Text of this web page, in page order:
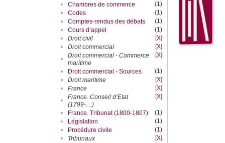
•
Chambres de commerce
(1)
•
Codes
(1)
•
Comptes-rendus des débats
(1)
•
Cours d’appel
(1)
•
Droit civil
[X]
•
Droit commercial
[X]
•
Droit commercial - Commerce
maritime
[X]
• Droit commercial - Sources
(1)
•
Droit maritime
[X]
•
France
[X]
•
France. Conseil d’Etat
(1799-....)
[X]
• France. Tribunat (1800-1807)
(1)
•
Législation
(1)
•
Procédure civile
(1)
•
Tribunaux
[X]